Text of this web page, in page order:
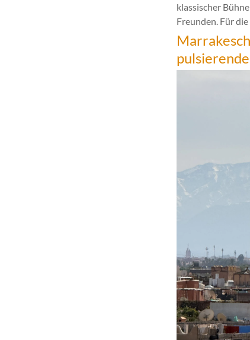
klassischer
Freunden. Für